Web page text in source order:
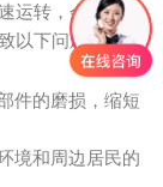
运转，会产生机
以下问题：
件的磨损，缩短
境和周边居民的